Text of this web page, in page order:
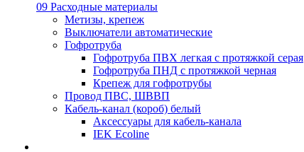
09 Расходные материалы
Метизы, крепеж
Выключатели автоматические
Гофротруба
Гофротруба ПВХ легкая с протяжкой серая
Гофротруба ПНД с протяжкой черная
Крепеж для гофротрубы
Провод ПВС, ШВВП
Кабель-канал (короб) белый
Аксессуары для кабель-канала
IEK Ecoline